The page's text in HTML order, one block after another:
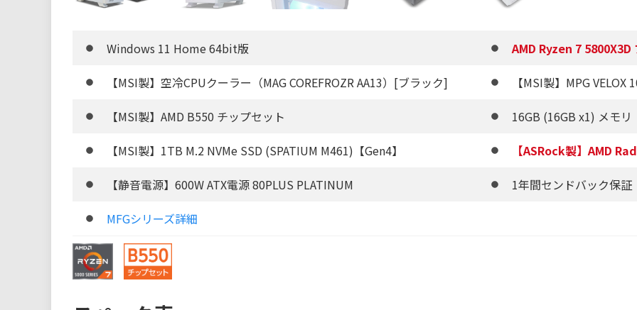
Windows 11 Home 64bit版
AMD Ryzen 7 5800X3D
【MSI製】空冷CPUクーラー（MAG COREFROZR AA13）[ブラック]
【MSI製】MPG VELOX
【MSI製】AMD B550 チップセット
16GB (16GB x1) メモリ
【MSI製】1TB M.2 NVMe SSD (SPATIUM M461)【Gen4】
【ASRock製】AMD
【静音電源】600W ATX電源 80PLUS PLATINUM
1年間センドバック保証
MFGシリーズ詳細